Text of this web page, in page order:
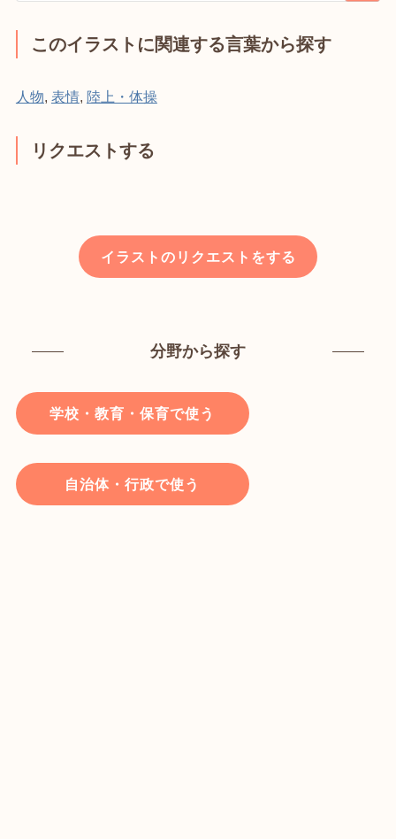
このイラストに関連する言葉から探す
人物 表情, 陸上・体操
リクエストする
イラストのリクエストをする
分野から探す
学校・教育・保育で使う
自治体・行政で使う